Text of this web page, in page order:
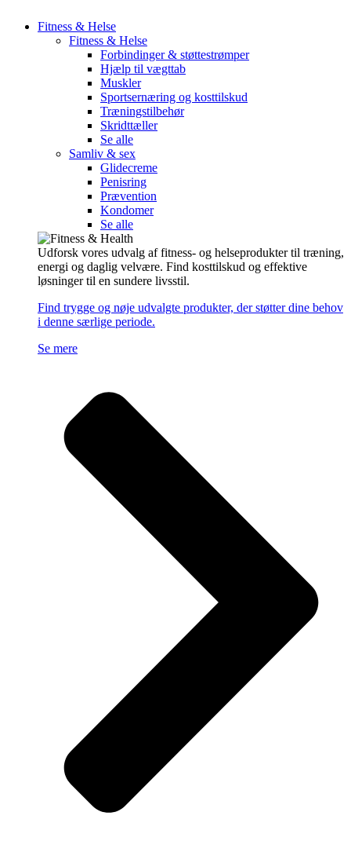
Fitness & Helse
Fitness & Helse
Forbindinger & støttestrømper
Hjælp til vægttab
Muskler
Sportsernæring og kosttilskud
Træningstilbehør
Skridttæller
Se alle
Samliv & sex
Glidecreme
Penisring
Prævention
Kondomer
Se alle
Udforsk vores udvalg af fitness- og helseprodukter til træning,
energi og daglig velvære. Find kosttilskud og effektive
løsninger til en sundere livsstil.
Find trygge og nøje udvalgte produkter, der støtter dine behov
i denne særlige periode.
Se mere